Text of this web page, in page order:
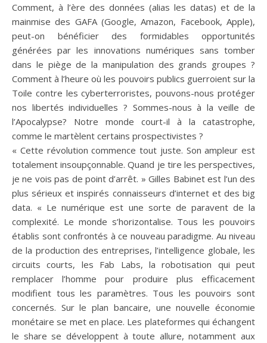
Comment, à l’ère des données (alias les datas) et de la
mainmise des GAFA (Google, Amazon, Facebook, Apple),
peut-on bénéficier des formidables opportunités
générées par les innovations numériques sans tomber
dans le piège de la manipulation des grands groupes ?
Comment à l’heure où les pouvoirs publics guerroient sur la
Toile contre les cyberterroristes, pouvons-nous protéger
nos libertés individuelles ? Sommes-nous à la veille de
l’Apocalypse? Notre monde court-il à la catastrophe,
comme le martèlent certains prospectivistes ?
« Cette révolution commence tout juste. Son ampleur est
totalement insoupçonnable. Quand je tire les perspectives,
je ne vois pas de point d’arrêt. » Gilles Babinet est l’un des
plus sérieux et inspirés connaisseurs d’internet et des big
data. « Le numérique est une sorte de paravent de la
complexité. Le monde s’horizontalise. Tous les pouvoirs
établis sont confrontés à ce nouveau paradigme. Au niveau
de la production des entreprises, l’intelligence globale, les
circuits courts, les Fab Labs, la robotisation qui peut
remplacer l’homme pour produire plus efficacement
modifient tous les paramètres. Tous les pouvoirs sont
concernés. Sur le plan bancaire, une nouvelle économie
monétaire se met en place. Les plateformes qui échangent
le share se développent à toute allure, notamment aux